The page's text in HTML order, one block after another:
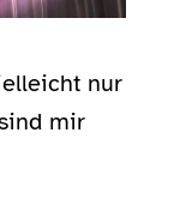
nur
mir